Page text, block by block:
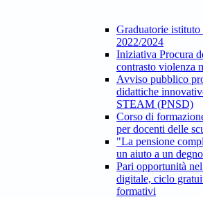
Graduatorie istituto
2022/2024
Iniziativa Procura
contrasto violenza
Avviso pubblico
didattiche
STEAM (PNSD)
Corso di
per docenti delle
"La pensione
un aiuto a un
Pari opportunità
digitale, ciclo
formativi